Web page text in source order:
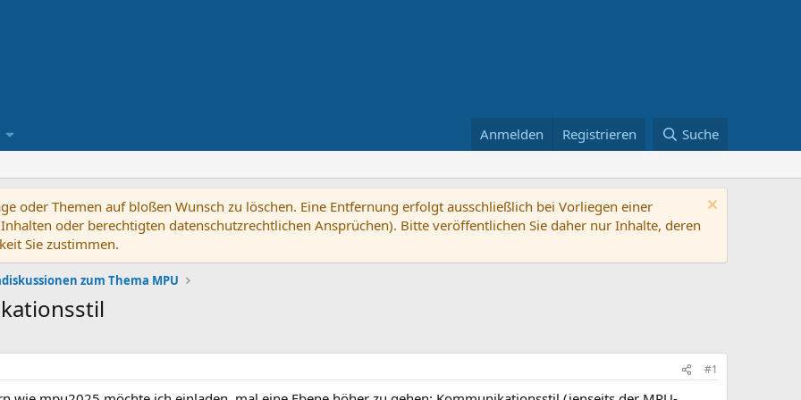
Anmelden Registrieren Suche
oder Themen auf bloßen Wunsch zu löschen. Eine Entfernung erfolgt ausschließlich bei Vorliegen einer
oder berechtigten datenschutzrechtlichen Ansprüchen). Bitte veröffentlichen Sie daher nur Inhalte, deren
Sie zustimmen.
zum Thema MPU
#1